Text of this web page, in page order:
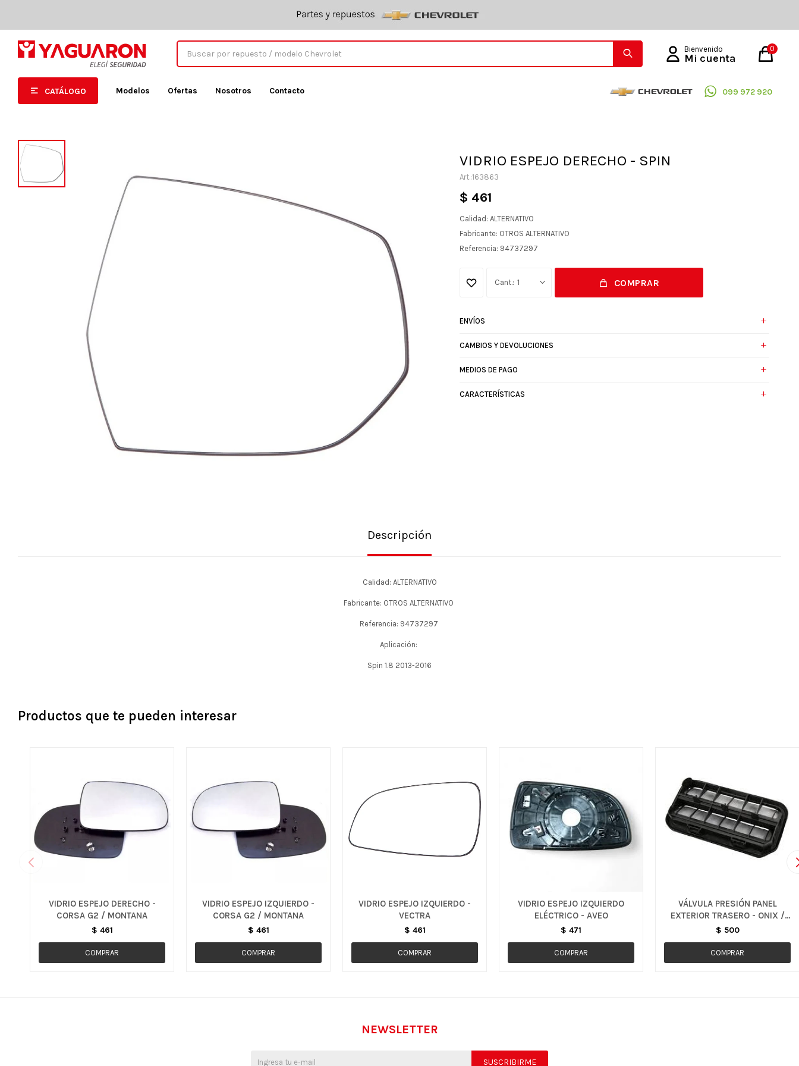
CATÁLOGO Modelos Ofertas Nosotros Contacto 099 972 920
0
VIDRIO ESPEJO DERECHO - SPIN
163863
$ 461
Calidad: ALTERNATIVO
Fabricante: OTROS ALTERNATIVO
Referencia: 94737297
1 COMPRAR
ENVÍOS
CAMBIOS Y DEVOLUCIONES
MEDIOS DE PAGO
CARACTERÍSTICAS
Descripción
Calidad: ALTERNATIVO
Fabricante: OTROS ALTERNATIVO
Referencia: 94737297
Aplicación:
Spin 1.8 2013-2016
Productos que te pueden interesar
VIDRIO ESPEJO DERECHO -
CORSA G2 / MONTANA
$ 461
VIDRIO ESPEJO IZQUIERDO -
CORSA G2 / MONTANA
$ 461
VIDRIO ESPEJO IZQUIERDO -
VECTRA
$ 461
VIDRIO ESPEJO IZQUIERDO
ELÉCTRICO - AVEO
$ 471
VÁLVULA PRESIÓN PANEL
EXTERIOR TRASERO - ONIX /
CAPTIVA
$ 500
NEWSLETTER
SUSCRIBIRME